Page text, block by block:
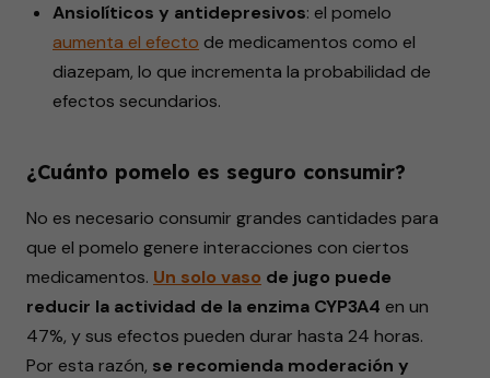
Ansiolíticos y antidepresivos: el pomelo
aumenta el efecto de medicamentos como el
diazepam, lo que incrementa la probabilidad de
efectos secundarios.
¿Cuánto pomelo es seguro consumir?
No es necesario consumir grandes cantidades para
que el pomelo genere interacciones con ciertos
medicamentos. Un solo vaso de jugo puede
reducir la actividad de la enzima CYP3A4 en un
47%, y sus efectos pueden durar hasta 24 horas.
Por esta razón, se recomienda moderación y